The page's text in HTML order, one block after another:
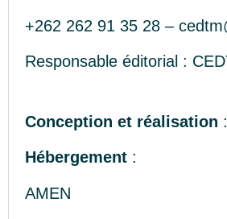
+262 262 91 35 28 –
Responsable éditorial :
Conception et réalisation
Hébergement :
AMEN